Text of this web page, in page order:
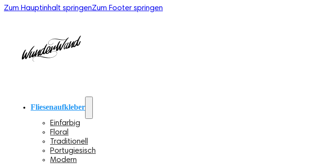
Zum Hauptinhalt springenZum Footer springen
Fliesenaufkleber
Einfarbig
Floral
Traditionell
Portugiesisch
Modern